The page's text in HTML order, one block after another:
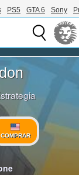
PS5 GTA 6 Sony
COMPRAR